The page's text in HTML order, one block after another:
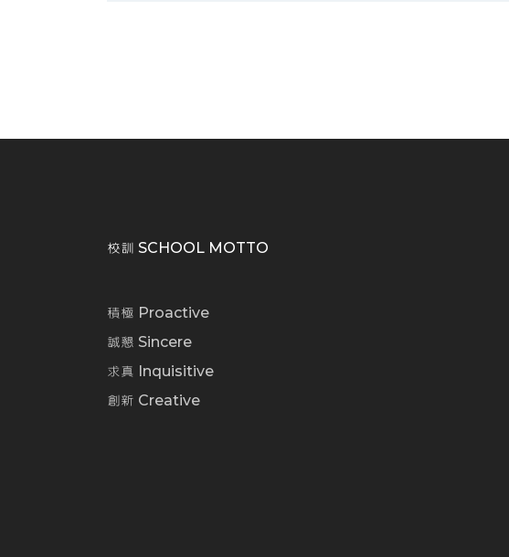
校訓 SCHOOL MOTTO
積極 Proactive
誠懇 Sincere
求真 Inquisitive
創新 Creative